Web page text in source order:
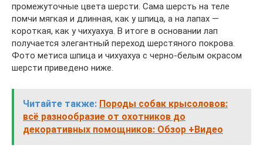
промежуточные цвета шерсти. Сама шерсть на теле
помчи мягкая и длинная, как у шпица, а на лапах —
короткая, как у чихуахуа. В итоге в основании лап
получается элегантный переход шерстяного покрова.
Фото метиса шпица и чихуахуа с черно-белым окрасом
шерсти приведено ниже.
Читайте также: Породы собак крысоловов:
всё разнообразие от охотников до
декоративных помощников: Обзор +Видео